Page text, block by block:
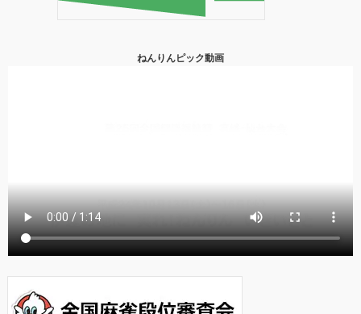
ねんりんピック動画